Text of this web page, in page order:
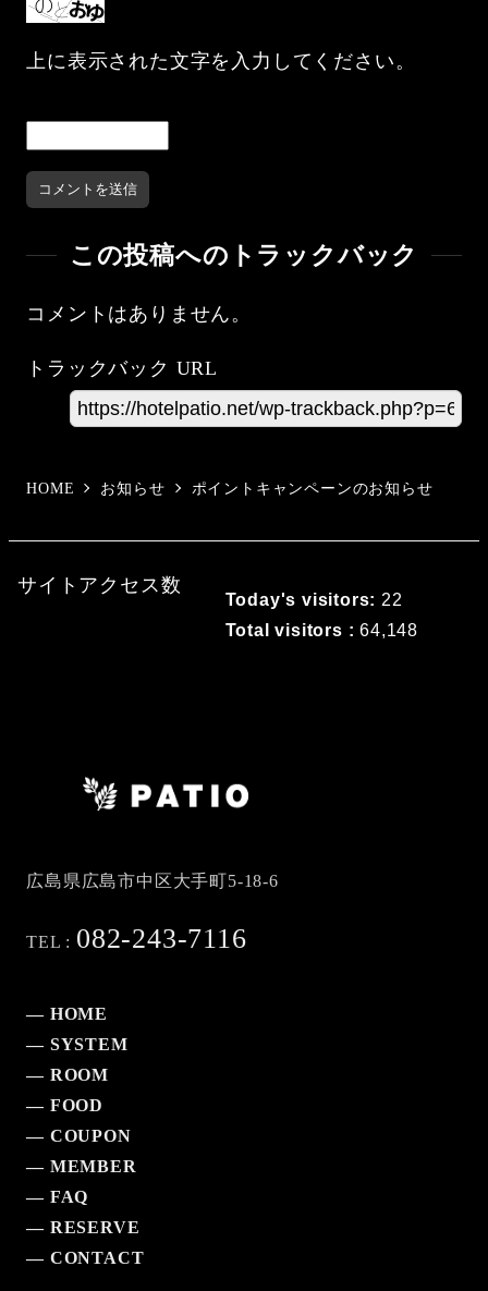
上に表示された文字を入力してください。
この投稿へのトラックバック
コメントはありません。
トラックバック URL
HOME お知らせ ポイントキャンペーンのお知らせ
サイトアクセス数
Today's visitors: 22
Total visitors :64,148
広島県広島市中区大手町5-18-6
TEL : 082-243-7116
— HOME
— SYSTEM
— ROOM
— FOOD
— COUPON
— MEMBER
— FAQ
— RESERVE
— CONTACT